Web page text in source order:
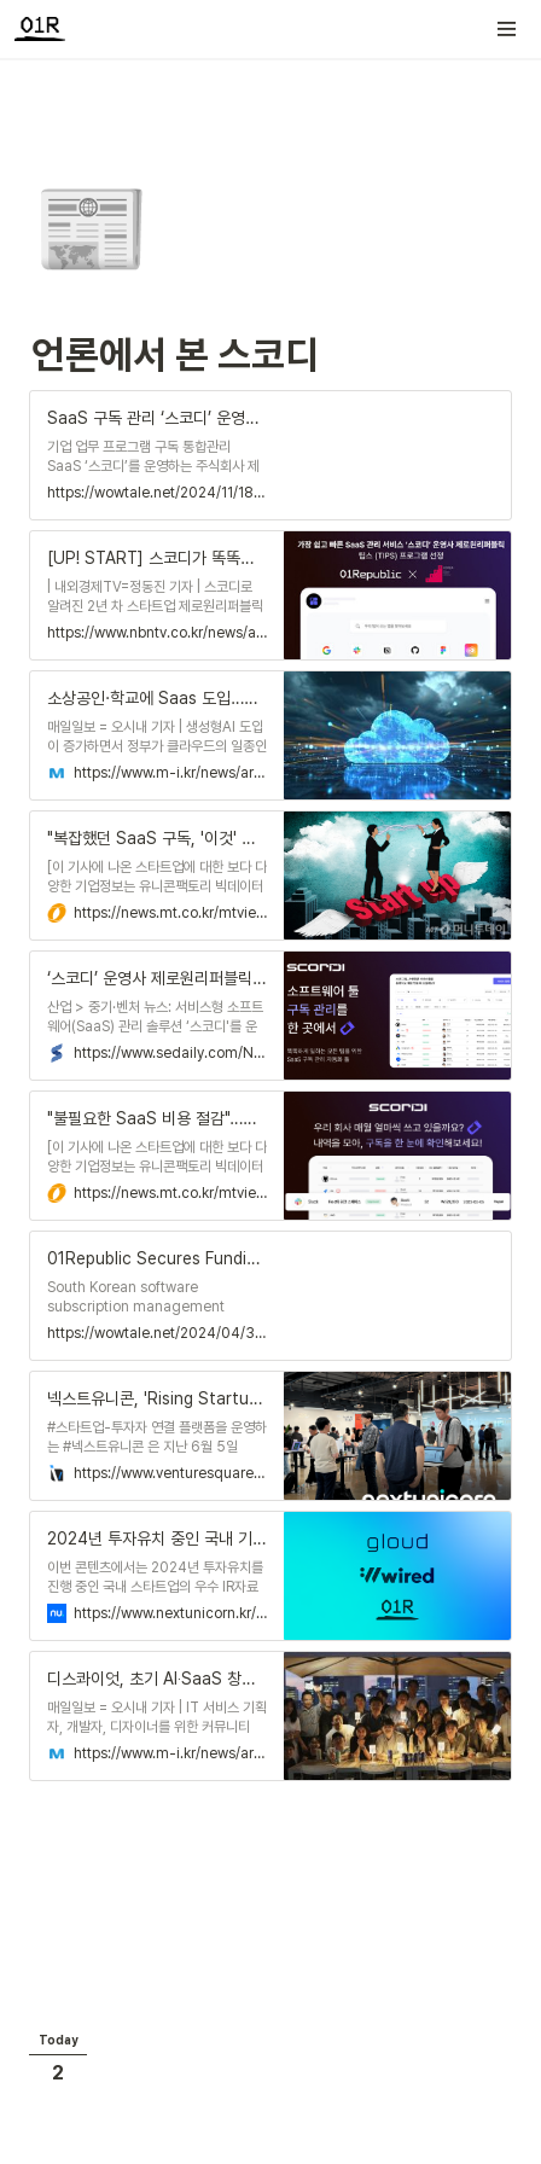
📰
언론에서 본 스코디
SaaS 구독 관리 ‘스코디’ 운영사 제로원리퍼블릭, 팁스 선정 - 와우테일
기업 업무 프로그램 구독 통합관리
SaaS ‘스코디’를 운영하는 주식회사 제
로원리퍼블릭이 중소벤처기업부 주관의
기술 창업 지원 프로그램 ‘팁스(TIPS)’에
선정됐다고 18일 밝혔다.
https://wowtale.net/2024/11/18/233240/
[UP! START] 스코디가 똑똑해진다...제로원리퍼블릭, 중기부 팁스 선정
| 내외경제TV=정동진 기자 | 스코디로
알려진 2년 차 스타트업 제로원리퍼블릭
이 중기부의 팁스에 선정, 향후 2년간 최
대 5억원의 연구개발(R&D) 자금과 2억
원의 창업 사업화 및 마케팅 자금을 지원
스코디는 복잡한 SaaS 구독 관리 업무
를 자동
https://www.nbntv.co.kr/news/articleView.html?idxno=3028275
소상공인·학교에 Saas 도입…CMP 중요성 커져
매일일보 = 오시내 기자 | 생성형AI 도입
이 증가하면서 정부가 클라우드의 일종인
Saas(Software as a Service) 보급
에 나서고 있다. 클라우드 관리가 생산성
향상에 열쇠가 되면서 CMP(Cloud
성장 중이다.3일 포춘(Fortune)에 따르
면, 글로벌 Saas 시장 규모는 지난해
2735억5000만달러로 평가된다. 올해
엔 그 규모가 3175억5000만달러에
이르며, 오는 2032년에는 1조2288억
7000만달러에 육박할 것으로 전망된
https://www.m-i.kr/news/articleView.html?idxno=1126350
"복잡했던 SaaS 구독, '이것' 쓰고 월1600만원 아꼈죠" - 머니투데이
[이 기사에 나온 스타트업에 대한 보다 다
양한 기업정보는 유니콘팩토리 빅데이터
플랫폼 '데이터랩'에서 볼 수 있습니다.]
구독료라고 하면 넷플릭스, 티빙 등 온라
인동영상서비스(OTT)를 떠올린다. 기업
라 슬랙이나 어도비, 노션 등 서비스형 소
프트웨어(SaaS)가 대표적이다. 이 같은
SaaS는 편리하지만 구독료는 부...
https://news.mt.co.kr/mtview.php?no=2024050217351074200
‘스코디’ 운영사 제로원리퍼블릭, 매쉬업벤처스서 투자 유치
산업 > 중기·벤처 뉴스: 서비스형 소프트
웨어(SaaS) 관리 솔루션 ‘스코디'를 운
영하는 제로원리퍼블릭이 매쉬업벤처스
로부터 초기 투자를 받았다고...
https://www.sedaily.com/NewsView/2D90O5DONX
"불필요한 SaaS 비용 절감"…제로원리퍼블릭, 시드투자 유치 - 머니투데이
[이 기사에 나온 스타트업에 대한 보다 다
양한 기업정보는 유니콘팩토리 빅데이터
플랫폼 '데이터랩'에서 볼 수 있습니다.]
서비스형 소프트웨어(SaaS) 구독관리
서비스 스코디를 개발한 제로원리퍼블릭
했다고 30일 밝혔다.제로원리퍼블릭은
오늘식탁 초기 개발자를 거쳐 고미코퍼레
이션의 공동 창업·최고기술책임자
https://news.mt.co.kr/mtview.php?no=2024043017101725715
01Republic Secures Funding to Expand the SaaS Management Solution ‘Scordi’
South Korean software
subscription management
company 01Republic has
secured seed funding from
Mashup Ventures. 01Republic
Yonghyun Kim, who previously
co-founded and served a…
https://wowtale.net/2024/04/30/76043/
넥스트유니콘, 'Rising Startup 2024 상반기 밋업' 행사 종료
#스타트업-투자자 연결 플랫폼을 운영하
는 #넥스트유니콘 은 지난 6월 5일
#‘Rising Startup 2024 상반기 밋업'
#행사 를 마쳤다고 밝혔다.
https://www.venturesquare.net/928597
2024년 투자유치 중인 국내 기업 IR자료 우수 사례 3가지 (1) - 인사이트 - 넥스트유니콘
이번 콘텐츠에서는 2024년 투자유치를
진행 중인 국내 스타트업의 우수 IR자료
세 가지를 소개합니다. 투자자가 직접 확
인하고 작성한 각 기업의 IR자료에서 주
목할 만한 점을 참고해 IR자료 제작에 반
IR자료와 자세한 투자자 추천 코...
https://www.nextunicorn.kr/insight/1f87192f98561fb4
디스콰이엇, 초기 AI‧SaaS 창업자 대상 ‘메이커 스프린트’ 성료
매일일보 = 오시내 기자 | IT 서비스 기획
자, 개발자, 디자이너를 위한 커뮤니티
‘디스콰이엇'은 인공지능(AI), 서비스형
소프트웨어(SaaS) 분야 ‘메이커 스프린
트'를 성료했다고 2일 밝혔다.메이커 스
https://www.m-i.kr/news/articleView.html?idxno=1135639
Today
2